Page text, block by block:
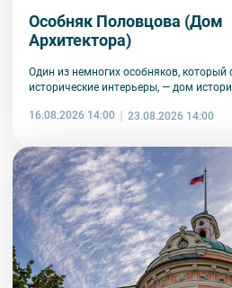
Особняк Половцова (Дом
Архитектора)
Один из немногих особняков, который
исторические интерьеры, — дом
16.08.2026 14:00 23.08.2026 14:00